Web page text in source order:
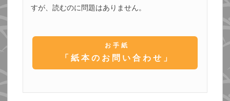
すが、読むのに問題はありません。
お手紙
「紙本のお問い合わせ」